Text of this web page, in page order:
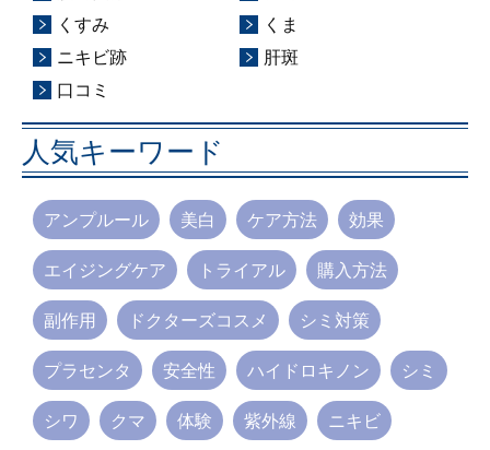
くすみ
くま
ニキビ跡
肝斑
口コミ
人気キーワード
アンプルール 美白 ケア方法 効果
エイジングケア トライアル 購入方法
副作用 ドクターズコスメ シミ対策
プラセンタ 安全性 ハイドロキノン シミ
シワ クマ 体験 紫外線 ニキビ